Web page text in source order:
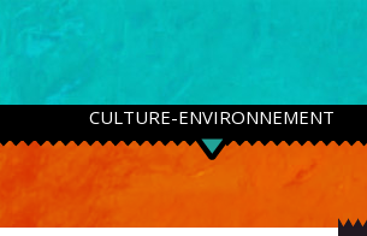
CULTURE-ENVIRONNEMENT